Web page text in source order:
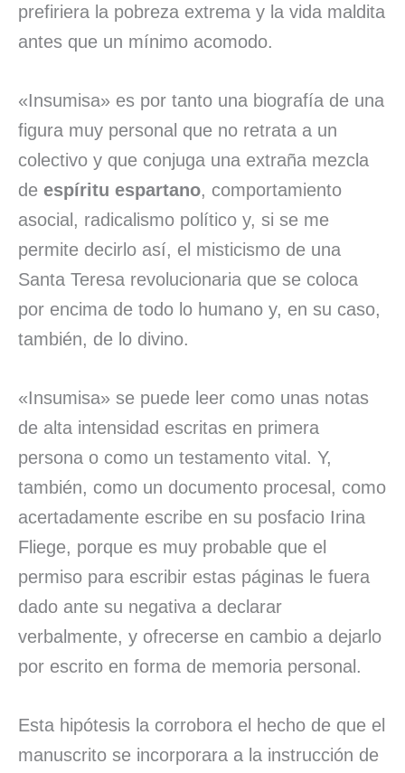
prefiriera la pobreza extrema y la vida maldita
antes que un mínimo acomodo.
«Insumisa» es por tanto una biografía de una
figura muy personal que no retrata a un
colectivo y que conjuga una extraña mezcla
de espíritu espartano, comportamiento
asocial, radicalismo político y, si se me
permite decirlo así, el misticismo de una
Santa Teresa revolucionaria que se coloca
por encima de todo lo humano y, en su caso,
también, de lo divino.
«Insumisa» se puede leer como unas notas
de alta intensidad escritas en primera
persona o como un testamento vital. Y,
también, como un documento procesal, como
acertadamente escribe en su posfacio Irina
Fliege, porque es muy probable que el
permiso para escribir estas páginas le fuera
dado ante su negativa a declarar
verbalmente, y ofrecerse en cambio a dejarlo
por escrito en forma de memoria personal.
Esta hipótesis la corrobora el hecho de que el
manuscrito se incorporara a la instrucción de